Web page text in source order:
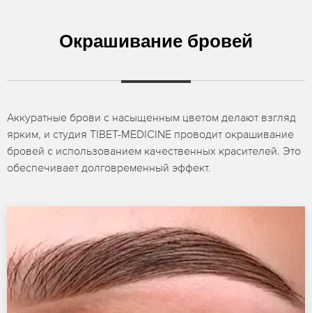
Окрашивание бровей
Аккуратные брови с насыщенным цветом делают взгляд
ярким, и студия TIBET-MEDICINE проводит окрашивание
бровей с использованием качественных красителей. Это
обеспечивает долговременный эффект.